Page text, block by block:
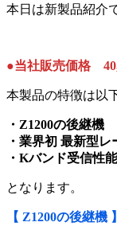
本日は新製品紹介
●当社販売価格
本製品の特徴は以
・Z1200の後継機
・業界初 最新型
・Kバンド受信性
となります。
【 Z1200の後継機 】